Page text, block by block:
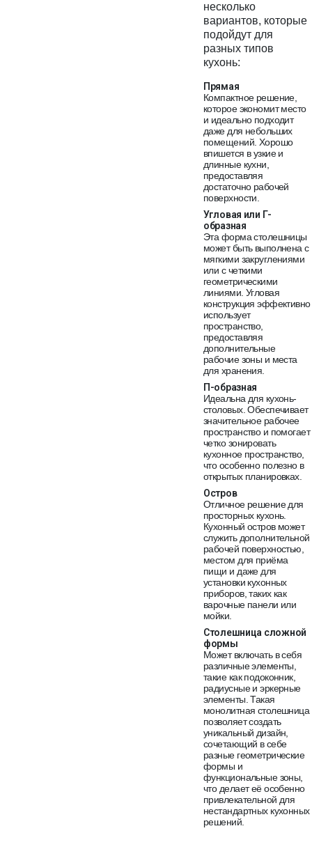
несколько
вариантов, которые
подойдут для
разных типов
кухонь:
Прямая
Компактное решение,
которое экономит место
и идеально подходит
даже для небольших
помещений. Хорошо
впишется в узкие и
длинные кухни,
предоставляя
достаточно рабочей
поверхности.
Угловая или Г-
образная
Эта форма столешницы
может быть выполнена с
мягкими закруглениями
или с четкими
геометрическими
линиями. Угловая
конструкция эффективно
использует
пространство,
предоставляя
дополнительные
рабочие зоны и места
для хранения.
П-образная
Идеальна для кухонь-
столовых. Обеспечивает
значительное рабочее
пространство и помогает
четко зонировать
кухонное пространство,
что особенно полезно в
открытых планировках.
Остров
Отличное решение для
просторных кухонь.
Кухонный остров может
служить дополнительной
рабочей поверхностью,
местом для приёма
пищи и даже для
установки кухонных
приборов, таких как
варочные панели или
мойки.
Столешница сложной
формы
Может включать в себя
различные элементы,
такие как подоконник,
радиусные и эркерные
элементы. Такая
монолитная столешница
позволяет создать
уникальный дизайн,
сочетающий в себе
разные геометрические
формы и
функциональные зоны,
что делает её особенно
привлекательной для
нестандартных кухонных
решений.